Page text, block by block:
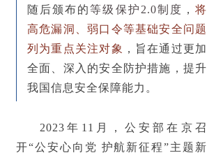
随后颁布的等级保护2.0制度 ，将
高危漏洞、弱口令等基础安全问题
列为重点关注对象 ，旨在通过更加
全面、深入的安全防护措施，提升
我国信息安全保障能力。
2023年11月，公安部在京召
开“公安心向党 护航新征程”主题新